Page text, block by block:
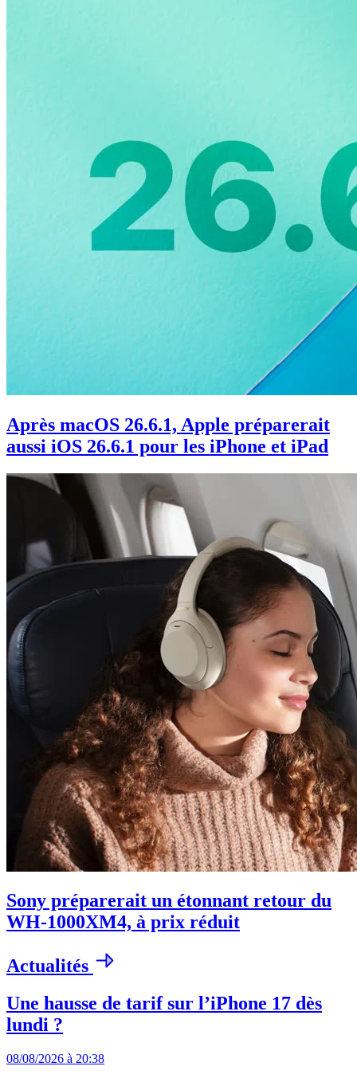
Après macOS 26.6.1, Apple préparerait
aussi iOS 26.6.1 pour les iPhone et iPad
Sony préparerait un étonnant retour du
WH-1000XM4, à prix réduit
Actualités
Une hausse de tarif sur l’iPhone 17 dès
lundi ?
08/08/2026 à 20:38